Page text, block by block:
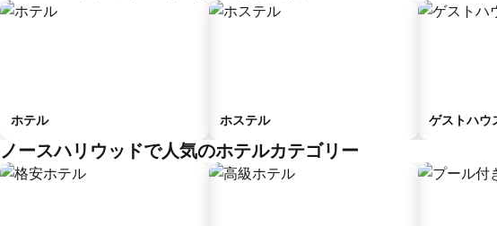
ホテル ホステル ゲストハウ
ノースハリウッドで人気のホテルカテゴリー